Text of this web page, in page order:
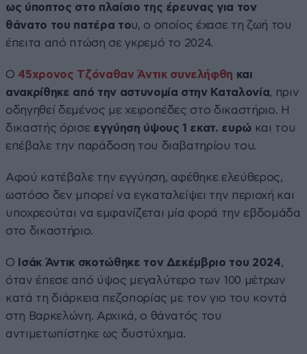
ως ύποπτος στο πλαίσιο της έρευνας για τον
θάνατο του πατέρα του, ο οποίος έχασε τη ζωή του
έπειτα από πτώση σε γκρεμό το 2024.
Ο 45χρονος Τζόναθαν Άντικ συνελήφθη και
ανακρίθηκε από την αστυνομία στην Καταλονία, πριν
οδηγηθεί δεμένος με χειροπέδες στο δικαστήριο. Η
δικαστής όρισε εγγύηση ύψους 1 εκατ. ευρώ και του
επέβαλε την παράδοση του διαβατηρίου του.
Αφού κατέβαλε την εγγύηση, αφέθηκε ελεύθερος,
ωστόσο δεν μπορεί να εγκαταλείψει την περιοχή και
υποχρεούται να εμφανίζεται μία φορά την εβδομάδα
στο δικαστήριο.
Ο Ισάκ Άντικ σκοτώθηκε τον Δεκέμβριο του 2024,
όταν έπεσε από ύψος μεγαλύτερο των 100 μέτρων
κατά τη διάρκεια πεζοπορίας με τον γιο του κοντά
στη Βαρκελώνη. Αρχικά, ο θάνατός του
αντιμετωπίστηκε ως δυστύχημα.